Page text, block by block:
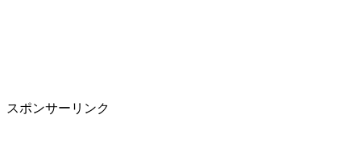
スポンサーリンク